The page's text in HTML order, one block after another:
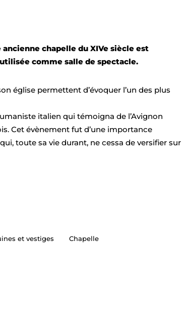
chapelle du XIVe siècle est
comme salle de spectacle.
église permettent d’évoquer l’un des plus
italien qui témoigna de l’Avignon
Cet évènement fut d’une importance
toute sa vie durant, ne cessa de versifier sur
et vestiges Chapelle